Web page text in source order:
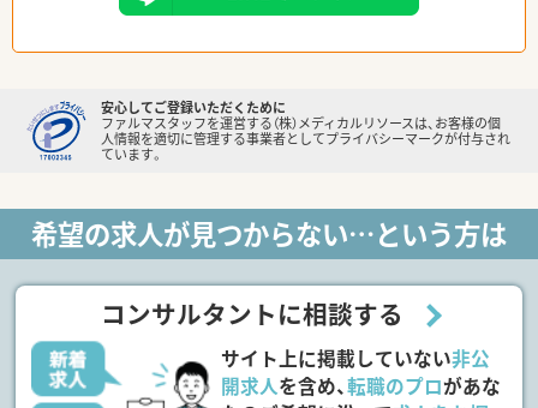
安心してご登録いただくために
ファルマスタッフを運営する（株）メディカルリソースは、お客様の個
人情報を適切に管理する事業者としてプライバシーマークが付与され
ています。
希望の求人が見つからない…という方は
コンサルタントに相談する
サイト上に掲載していない非公
開求人を含め、転職のプロがあな